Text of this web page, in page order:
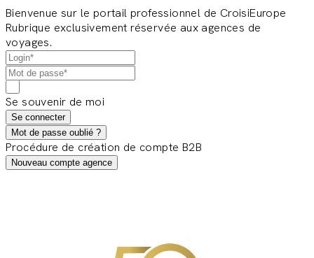
Bienvenue sur le portail professionnel de CroisiEurope
Rubrique exclusivement réservée aux agences de
voyages.
Se souvenir de moi
Se connecter
Mot de passe oublié ?
Procédure de création de compte B2B
Nouveau compte agence